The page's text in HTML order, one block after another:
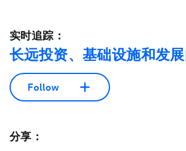
实时追踪：
长远投资、基础设施和发
Follow
分享：